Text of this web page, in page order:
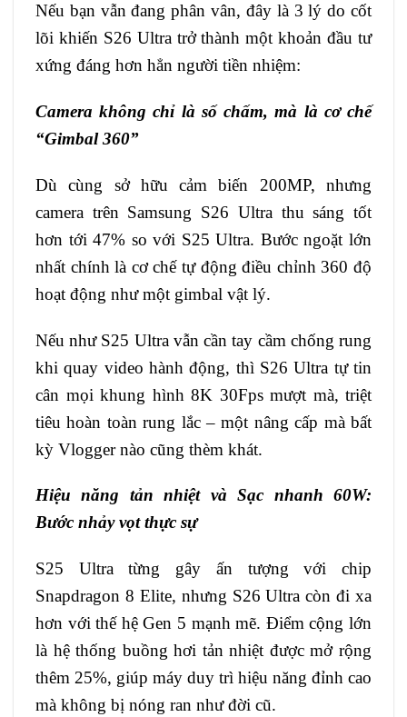
Nếu bạn vẫn đang phân vân, đây là 3 lý do cốt
lõi khiến S26 Ultra trở thành một khoản đầu tư
xứng đáng hơn hẳn người tiền nhiệm:
Camera không chỉ là số chấm, mà là cơ chế
“Gimbal 360”
Dù cùng sở hữu cảm biến 200MP, nhưng
camera trên Samsung S26 Ultra thu sáng tốt
hơn tới 47% so với S25 Ultra. Bước ngoặt lớn
nhất chính là cơ chế tự động điều chỉnh 360 độ
hoạt động như một gimbal vật lý.
Nếu như S25 Ultra vẫn cần tay cầm chống rung
khi quay video hành động, thì S26 Ultra tự tin
cân mọi khung hình 8K 30Fps mượt mà, triệt
tiêu hoàn toàn rung lắc – một nâng cấp mà bất
kỳ Vlogger nào cũng thèm khát.
Hiệu năng tản nhiệt và Sạc nhanh 60W:
Bước nhảy vọt thực sự
S25 Ultra từng gây ấn tượng với chip
Snapdragon 8 Elite, nhưng S26 Ultra còn đi xa
hơn với thế hệ Gen 5 mạnh mẽ. Điểm cộng lớn
là hệ thống buồng hơi tản nhiệt được mở rộng
thêm 25%, giúp máy duy trì hiệu năng đỉnh cao
mà không bị nóng ran như đời cũ.